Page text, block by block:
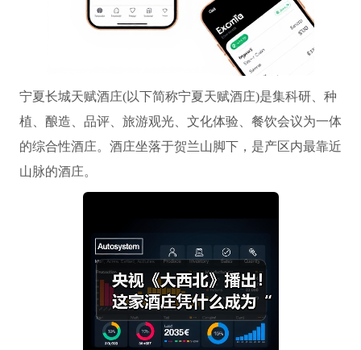
宁夏长城天赋酒庄(以下简称宁夏天赋酒庄)是集科研、种
植、酿造、品评、旅游观光、文化体验、餐饮会议为一体
的综合性酒庄。酒庄坐落于贺兰山脚下，是产区内最靠近
山脉的酒庄。